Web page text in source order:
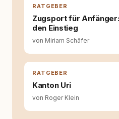
für ein
RATGEBER
Zugsport für
den Einstieg
von Miriam Schäfer
RATGEBER
Kanton Uri
von Roger Klein